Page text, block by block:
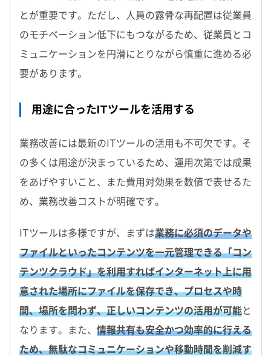
とが重要です。ただし、人員の露骨な再配置は従業員
のモチベーション低下にもつながるため、従業員とコ
ミュニケーションを円滑にとりながら慎重に進める必
要があります。
用途に合ったITツールを活用する
業務改善には最新のITツールの活用も不可欠です。そ
の多くは用途が決まっているため、運用次第では成果
をあげやすいこと、また費用対効果を数値で表せるた
め、業務改善コストが明確です。
ITツールは多様ですが、まずは業務に必須のデータや
ファイルといったコンテンツを一元管理できる「コン
テンツクラウド」を利用すればインターネット上に用
意された場所にファイルを保存でき、プロセスや時
間、場所を問わず、正しいコンテンツの活用が可能と
なります。また、 情報共有も安全かつ効率的に行える
ため、無駄なコミュニケーションや移動時間を削減す